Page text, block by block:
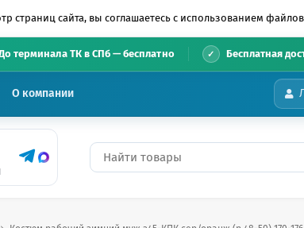
страниц сайта, вы соглашаетесь с использованием
терминала ТК в СПб — бесплатно Бесплатная
О компании